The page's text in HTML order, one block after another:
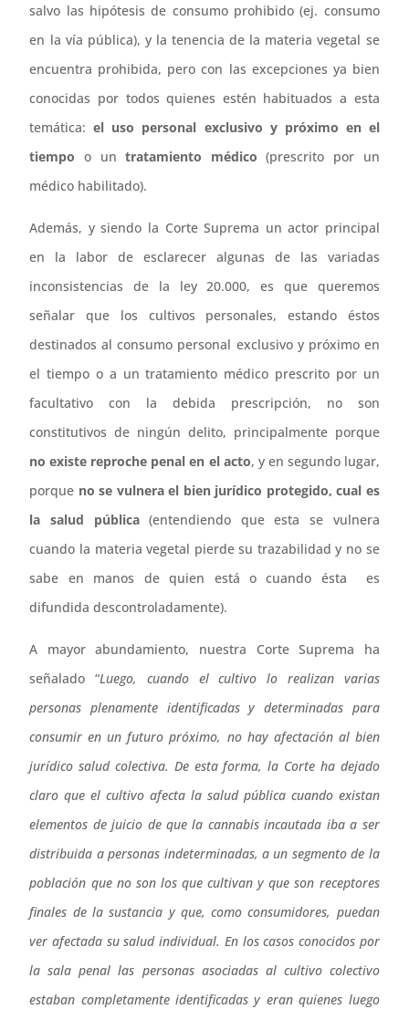
salvo las hipótesis de consumo prohibido (ej. consumo
en la vía pública), y la tenencia de la materia vegetal se
encuentra prohibida, pero con las excepciones ya bien
conocidas por todos quienes estén habituados a esta
temática:el uso personal exclusivo y próximo en el
tiempo o untratamiento médico (prescrito por un
médico habilitado).
Además, y siendo la Corte Suprema un actor principal
en la labor de esclarecer algunas de las variadas
inconsistencias de la ley 20.000, es que queremos
señalar que los cultivos personales, estando éstos
destinados al consumo personal exclusivo y próximo en
el tiempo o a un tratamiento médico prescrito por un
facultativo con la debida prescripción, no son
constitutivos de ningún delito, principalmente porque
no existe reproche penal en el acto, y en segundo lugar,
porque no se vulnera el bien jurídico protegido, cual es
la salud pública(entendiendo que esta se vulnera
cuando la materia vegetal pierde su trazabilidad y no se
sabe en manos de quien está o cuando ésta es
difundida descontroladamente).
A mayor abundamiento, nuestra Corte Suprema ha
señalado “Luego, cuando el cultivo lo realizan varias
personas plenamente identificadas y determinadas para
consumir en un futuro próximo, no hay afectación al bien
jurídico salud colectiva. De esta forma, la Corte ha dejado
claro que el cultivo afecta la salud pública cuando existan
elementos de juicio de que la cannabis incautada iba a ser
distribuida a personas indeterminadas, a un segmento de la
población que no son los que cultivan y que son receptores
finales de la sustancia y que, como consumidores, puedan
ver afectada su salud individual. En los casos conocidos por
la sala penal las personas asociadas al cultivo colectivo
estaban completamente identificadas y eran quienes luego